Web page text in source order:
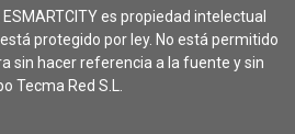
es propiedad intelectual
protegido por ley. No está permitido
sin hacer referencia a la fuente y sin
Tecma Red S.L.